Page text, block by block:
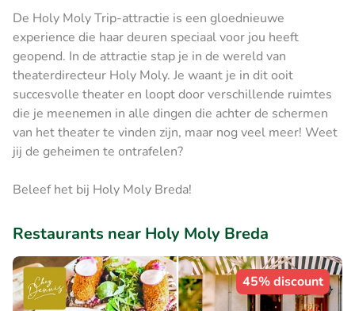
De Holy Moly Trip-attractie is een gloednieuwe
experience die haar deuren speciaal voor jou heeft
geopend. In de attractie stap je in de wereld van
theaterdirecteur Holy Moly. Je waant je in dit ooit
succesvolle theater en loopt door verschillende ruimtes
die je meenemen in alle dingen die achter de schermen
van het theater te vinden zijn, maar nog veel meer! Weet
jij de geheimen te ontrafelen?
Beleef het bij Holy Moly Breda!
Restaurants near Holy Moly Breda
45% discount